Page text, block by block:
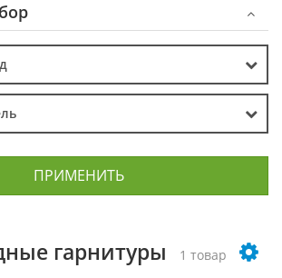
ПРИМЕНИТЬ
гарнитуры 1 товар